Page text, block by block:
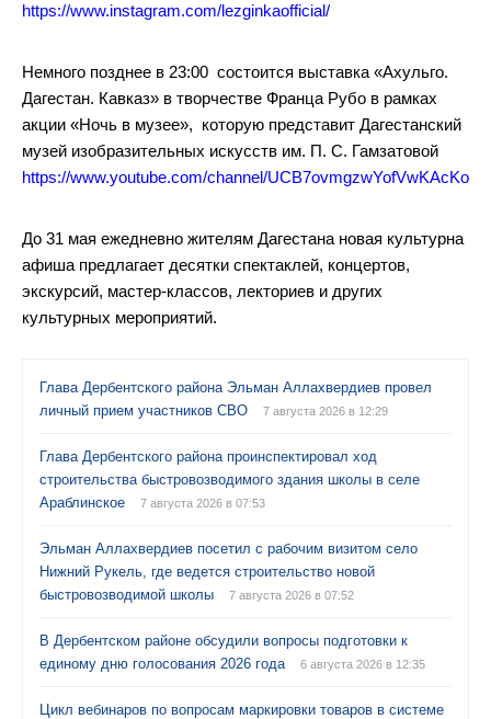
https://www.instagram.com/lezginkaofficial/
Немного позднее в 23:00 состоится выставка «Ахульго.
Дагестан. Кавказ» в творчестве Франца Рубо в рамках
акции «Ночь в музее», которую представит Дагестанский
музей изобразительных искусств им. П. С. Гамзатовой
https://www.youtube.com/channel/
До 31 мая ежедневно жителям Дагестана новая культурна
афиша предлагает десятки спектаклей, концертов,
экскурсий, мастер-классов, лекториев и других
культурных мероприятий.
Глава Дербентского района Эльман Аллахвердиев провел
личный прием участников СВО
7 августа 2026 в 12:29
Глава Дербентского района проинспектировал ход
строительства быстровозводимого здания школы в селе
Араблинское
7 августа 2026 в 07:53
Эльман Аллахвердиев посетил с рабочим визитом село
Нижний Рукель, где ведется строительство новой
быстровозводимой школы
7 августа 2026 в 07:52
В Дербентском районе обсудили вопросы подготовки к
единому дню голосования 2026 года
6 августа 2026 в 12:35
Цикл вебинаров по вопросам маркировки товаров в системе